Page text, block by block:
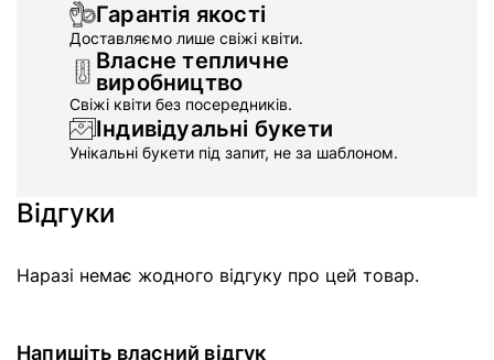
Гарантія якості
Доставляємо лише свіжі квіти.
Власне тепличне
виробництво
Свіжі квіти без посередників.
Індивідуальні букети
Унікальні букети під запит, не за шаблоном.
Відгуки
Наразі немає жодного відгуку про цей товар.
Напишіть власний відгук